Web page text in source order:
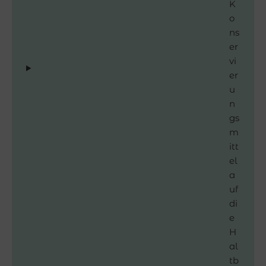
K
o
ns
er
vi
er
u
n
gs
m
itt
el
a
uf
di
e
H
al
tb